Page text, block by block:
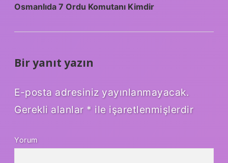
Osmanlıda 7 Ordu Komutanı Kimdir
Bir yanıt yazın
E-posta adresiniz yayınlanmayacak.
Gerekli alanlar * ile işaretlenmişlerdir
Yorum